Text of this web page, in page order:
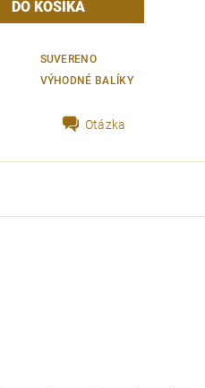
SUVERENO
VÝHODNÉ BALÍKY
Otázka